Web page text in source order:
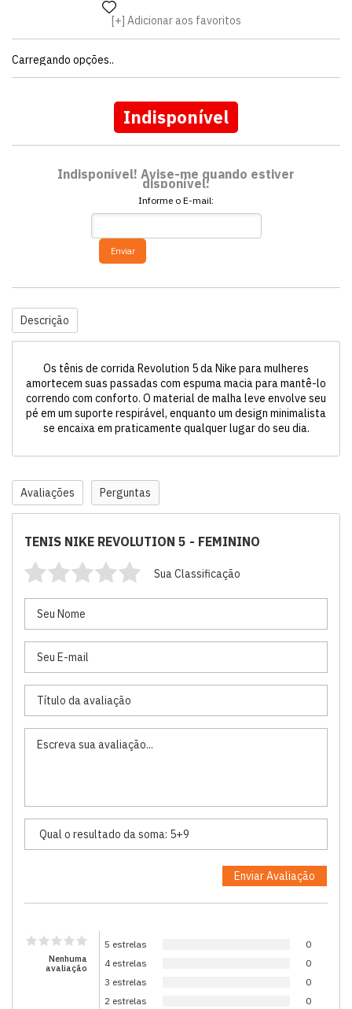
Adicionar aos favoritos
Carregando opções..
Indisponível
Indisponível! Avise-me quando estiver
disponível:
Informe o E-mail:
Enviar
Descrição
Os tênis de corrida Revolution 5 da Nike para mulheres
amortecem suas passadas com espuma macia para mantê-lo
correndo com conforto. O material de malha leve envolve seu
pé em um suporte respirável, enquanto um design minimalista
se encaixa em praticamente qualquer lugar do seu dia.
Avaliações Perguntas
TENIS NIKE REVOLUTION 5 - FEMININO
Sua Classificação
Nenhuma
avaliação
5 estrelas
0
4 estrelas
0
3 estrelas
0
2 estrelas
0